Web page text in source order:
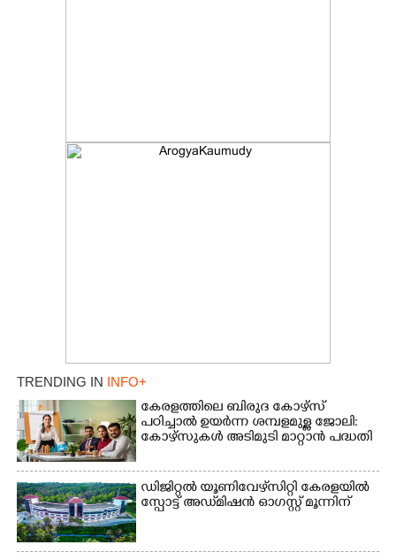
TRENDING IN INFO+
കേരളത്തിലെ ബിരുദ കോഴ്സ്
പഠിച്ചാൽ ഉയർന്ന ശമ്പളമുള്ള ജോലി:​
കോഴ്സുകൾ അടിമുടി മാറ്റാൻ പദ്ധതി
ഡിജിറ്റൽ യൂണിവേഴ്‌സിറ്റി കേരളയിൽ
സ്പോ‌ട്ട് അഡ്‌മിഷൻ ഓഗസ്റ്റ് മൂന്നിന്